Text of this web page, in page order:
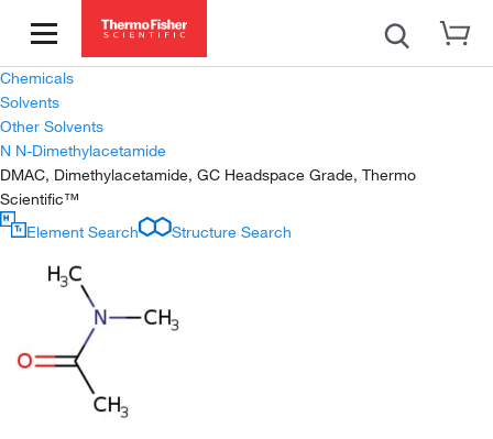
Chemicals
Solvents
Other Solvents
N N-Dimethylacetamide
DMAC, Dimethylacetamide, GC Headspace Grade, Thermo
Scientific™
Element Search
Structure Search